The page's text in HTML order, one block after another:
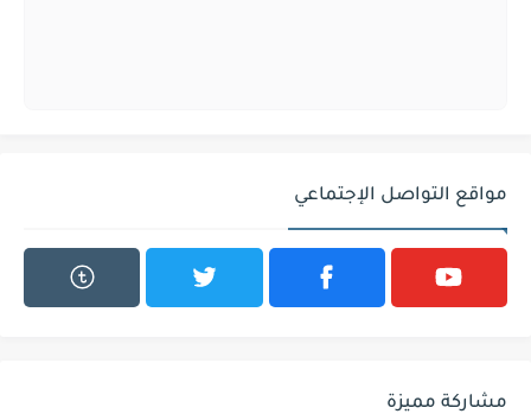
مواقع التواصل الإجتماعي
مشاركة مميزة